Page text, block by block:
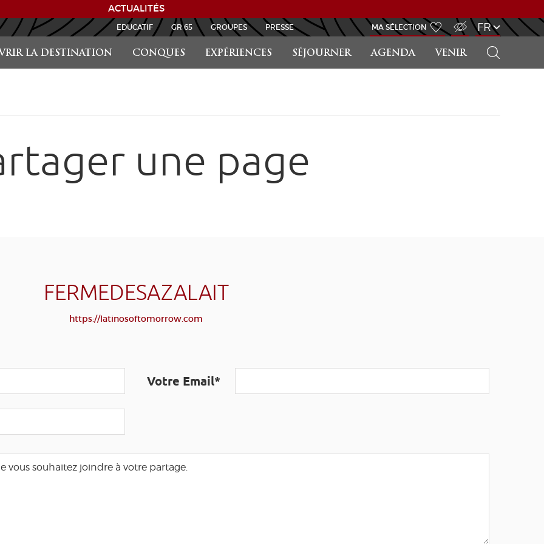
ACTUALITÉS
LA DESTINATION CONQUES EXPÉRIENCES SÉJOURNER AGENDA VENIR
EDUCATIF GR 65 GROUPES PRESSE MA SÉLECTION FR
une page
FERMEDESAZALAIT
https://latinosoftomorrow.com
Votre Email*